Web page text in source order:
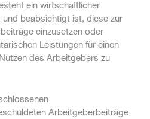
ein wirtschaftlicher
und beabsichtigt ist, diese zur
einzusetzen oder
Leistungen für einen
des Arbeitgebers zu
Arbeitgeberbeiträge